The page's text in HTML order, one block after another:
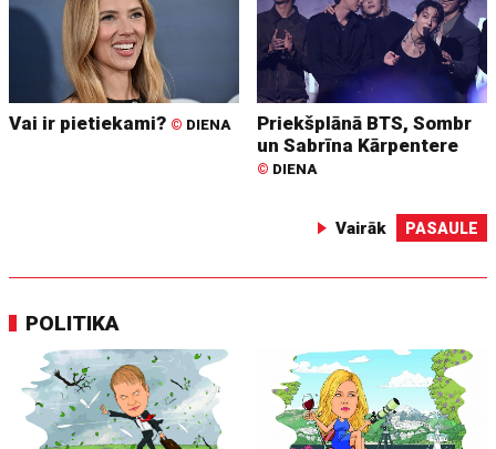
Vai ir pietiekami? © DIENA
Priekšplānā BTS, Sombr
un Sabrīna Kārpentere
© DIENA
Vairāk PASAULE
POLITIKA